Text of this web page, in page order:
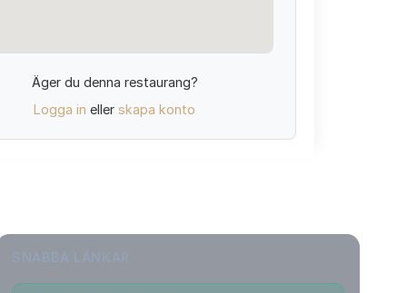
Äger du denna restaurang?
Logga in eller skapa konto